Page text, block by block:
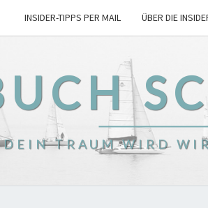
INSIDER-TIPPS PER MAIL ÜBER DIE
DEIN TRAUM WIRD